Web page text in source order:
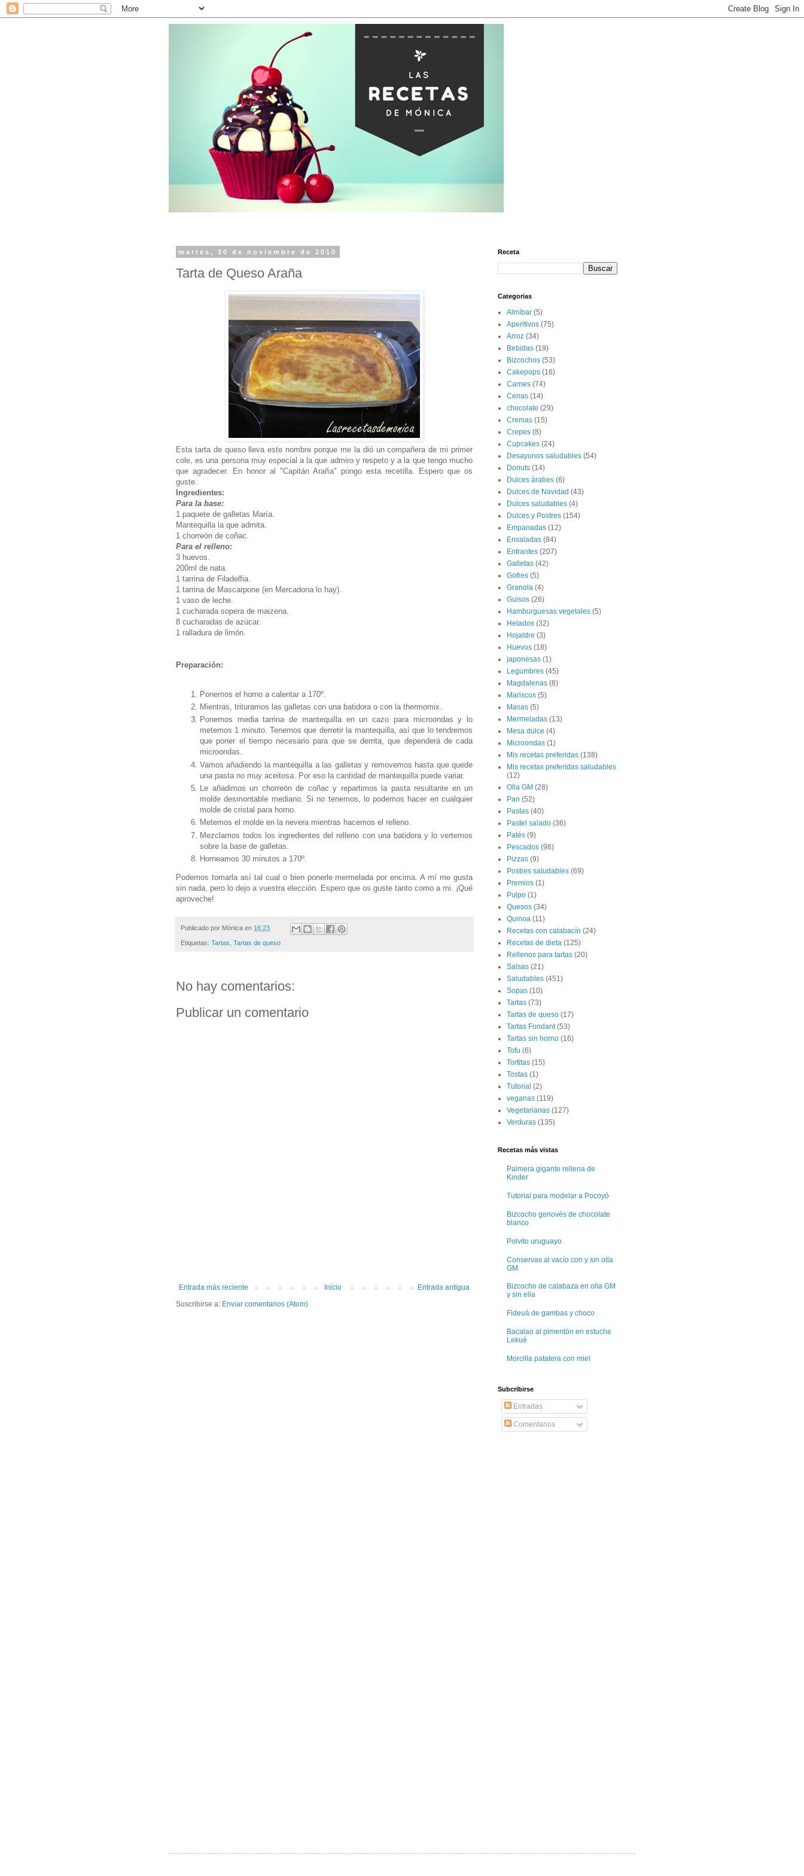
martes, 30 de noviembre de 2010
Tarta de Queso Araña
Esta tarta de queso lleva este nombre porque me la dió un compañera de mi primer
cole, es una persona muy especial a la que admiro y respeto y a la que tengo mucho
que agradecer. En honor al "Capitán Araña" pongo esta recetilla. Espero que os
guste.
Ingredientes:
Para la base:
1 paquete de galletas María.
Mantequilla la que admita.
1 chorreón de coñac.
Para el relleno:
3 huevos.
200ml de nata.
1 tarrina de Filadelfia.
1 tarrina de Mascarpone (en Mercadona lo hay).
1 vaso de leche.
1 cucharada sopera de maizena.
8 cucharadas de azúcar.
1 ralladura de limón.
Preparación:
Ponemos el horno a calentar a 170º.
Mientras, trituramos las galletas con una batidora o con la thermomix.
Ponemos media tarrina de mantequilla en un cazo para microondas y lo
metemos 1 minuto. Tenemos que derretir la mantequilla, así que lo tendremos
que poner el tiempo necesario para que se derrita, que dependerá de cada
microondas.
Vamos añadiendo la mantequilla a las galletas y removemos hasta que quede
una pasta no muy aceitosa. Por eso la cantidad de mantequilla puede variar.
Le añadimos un chorreón de coñac y repartimos la pasta resultante en un
molde desmontable mediano. Si no tenemos, lo podemos hacer en cualquier
molde de cristal para horno.
Metemos el molde en la nevera mientras hacemos el relleno.
Mezclamos todos los ingredientes del relleno con una batidora y lo vertemos
sobre la base de galletas.
Horneamos 30 minutos a 170º.
Podemos tomarla así tal cual o bien ponerle mermelada por encima. A mí me gusta
sin nada, pero lo dejo a vuestra elección. Espero que os guste tanto como a mi. ¡Qué
aproveche!
Publicado por Mónica en 16:23
Etiquetas: Tartas Tartas de queso
No hay comentarios:
Publicar un comentario
Entrada más reciente Entrada antigua
Inicio
Suscribirse a: Enviar comentarios (Atom)
Receta
Categorias
Almíbar (5)
Aperitivos (75)
Arroz (34)
Bebidas (19)
Bizcochos (53)
Cakepops (16)
Carnes (74)
Cenas (14)
chocolate (29)
Cremas (15)
Crepes (8)
Cupcakes (24)
Desayunos saludables (54)
Donuts (14)
Dulces árabes (6)
Dulces de Navidad (43)
Dulces saludables (4)
Dulces y Postres (154)
Empanadas (12)
Ensaladas (84)
Entrantes (207)
Galletas (42)
Gofres (5)
Granola (4)
Guisos (26)
Hamburguesas vegetales (5)
Helados (32)
Hojaldre (3)
Huevos (18)
japonesas (1)
Legumbres (45)
Magdalenas (8)
Mariscos (5)
Masas (5)
Mermeladas (13)
Mesa dulce (4)
Microondas (1)
Mis recetas preferidas (138)
Mis recetas preferidas saludables
(12)
Olla GM (28)
Pan (52)
Pastas (40)
Pastel salado (36)
Patés (9)
Pescados (98)
Pizzas (9)
Postres saludables (69)
Premios (1)
Pulpo (1)
Quesos (34)
Quinoa (11)
Recetas con calabacín (24)
Recetas de dieta (125)
Rellenos para tartas (20)
Salsas (21)
Saludables (451)
Sopas (10)
Tartas (73)
Tartas de queso (17)
Tartas Fondant (53)
Tartas sin horno (16)
Tofu (6)
Tortitas (15)
Tostas (1)
Tutorial (2)
veganas (119)
Vegetarianas (127)
Verduras (135)
Recetas más vistas
Palmera gigante rellena de
Kinder
Tutorial para modelar a Pocoyó
Bizcocho genovés de chocolate
blanco
Polvito uruguayo
Conservas al vacío con y sin olla
GM
Bizcocho de calabaza en olla GM
y sin ella
Fideuá de gambas y choco
Bacalao al pimentón en estuche
Lekué
Morcilla patatera con miel
Subcribirse
Entradas
Comentarios